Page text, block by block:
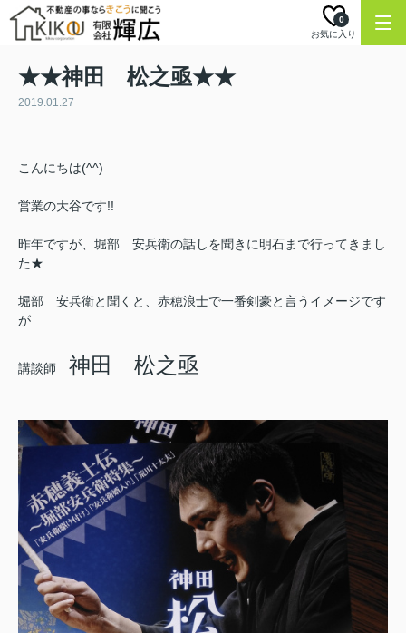
お気に入り
0
★★神田 松之亟★★
2019.01.27
こんにちは(^^)
営業の大谷です!!
昨年ですが、堀部 安兵衛の話しを聞きに明石まで行ってきまし
た★
堀部 安兵衛と聞くと、赤穂浪士で一番剣豪と言うイメージです
が
講談師 神田 松之亟